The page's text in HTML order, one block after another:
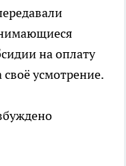
на оплату
усмотрение.